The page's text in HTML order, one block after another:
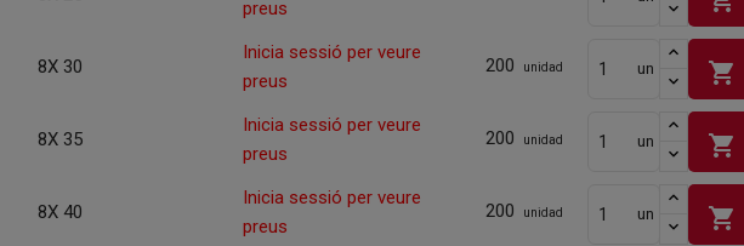
preus
8X 30
Inicia sessió per veure
preus
200 unidad un shopping_cart
8X 35
Inicia sessió per veure
preus
200 unidad un shopping_cart
8X 40
Inicia sessió per veure
preus
200 unidad un shopping_cart